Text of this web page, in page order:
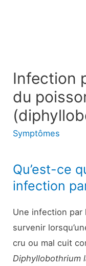
Infection
du
Symptômes
Qu’est-ce
infection
Une infection
survenir
cru ou mal cuit
Diphyllobothrium